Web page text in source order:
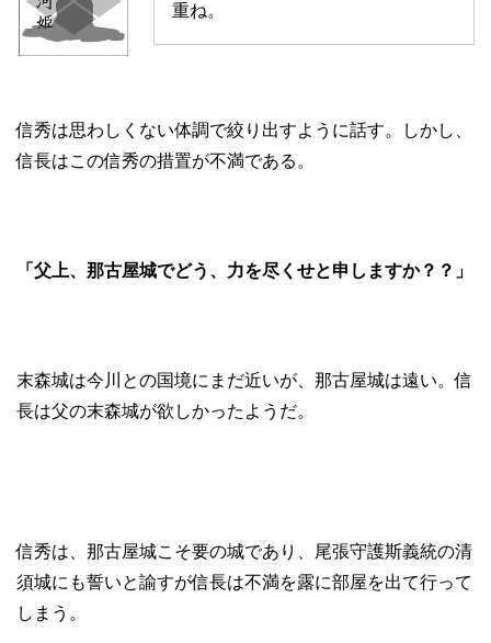
重ね。
信秀は思わしくない体調で絞り出すように話す。しかし、
信長はこの信秀の措置が不満である。
「父上、那古屋城でどう、力を尽くせと申しますか？？」
末森城は今川との国境にまだ近いが、那古屋城は遠い。信
長は父の末森城が欲しかったようだ。
信秀は、那古屋城こそ要の城であり、尾張守護斯義統の清
須城にも誓いと諭すが信長は不満を露に部屋を出て行って
しまう。